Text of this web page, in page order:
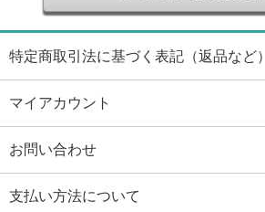
特定商取引法に基づく表記（返品など）
マイアカウント
お問い合わせ
支払い方法について